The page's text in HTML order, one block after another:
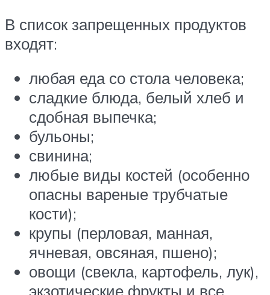
В список запрещенных продуктов
входят:
любая еда со стола человека;
сладкие блюда, белый хлеб и
сдобная выпечка;
бульоны;
свинина;
любые виды костей (особенно
опасны вареные трубчатые
кости);
крупы (перловая, манная,
ячневая, овсяная, пшено);
овощи (свекла, картофель, лук),
экзотические фрукты и все